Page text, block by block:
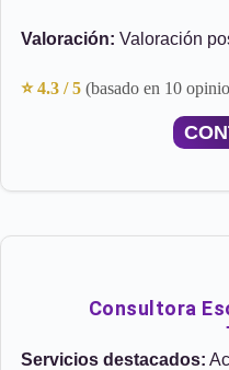
Valoración: Valoración
⭐ 4.3 / 5 (basado en 10
Consultora
Servicios destacados: